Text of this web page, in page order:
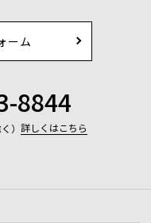
ーム
8844
） 詳しくはこちら